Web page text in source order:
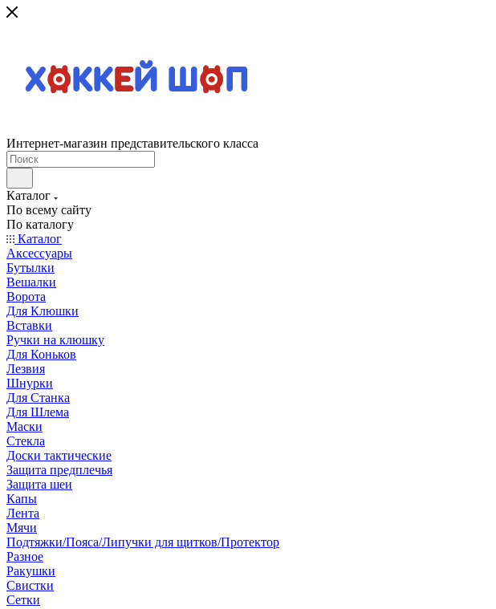
Интернет-магазин представительского класса
Каталог
По всему сайту
По каталогу
Каталог
Аксессуары
Бутылки
Вешалки
Ворота
Для Клюшки
Вставки
Ручки на клюшку
Для Коньков
Лезвия
Шнурки
Для Станка
Для Шлема
Маски
Стекла
Доски тактические
Защита предплечья
Защита шеи
Капы
Лента
Мячи
Подтяжки/Пояса/Липучки для щитков/Протектор
Разное
Ракушки
Свистки
Сетки